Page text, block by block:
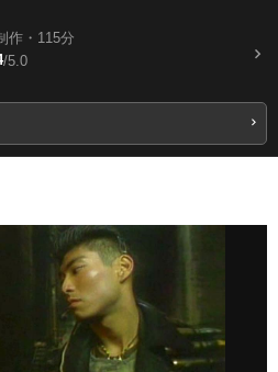
作・115分
/5.0